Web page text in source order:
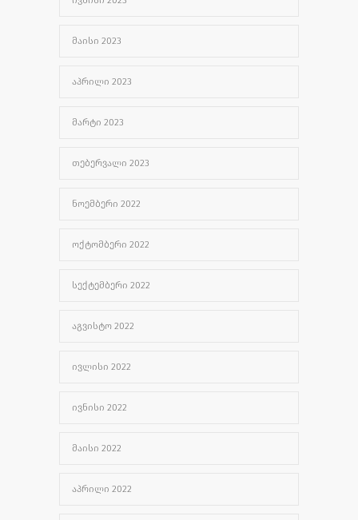
ᲛᲐᲘᲡᲘ 2023
ᲐᲞᲠᲘᲚᲘ 2023
ᲛᲐᲠᲢᲘ 2023
ᲗᲔᲑᲔᲠᲕᲐᲚᲘ 2023
ᲜᲝᲔᲛᲑᲔᲠᲘ 2022
ᲝᲥᲢᲝᲛᲑᲔᲠᲘ 2022
ᲡᲔᲥᲢᲔᲛᲑᲔᲠᲘ 2022
ᲐᲒᲕᲘᲡᲢᲝ 2022
ᲘᲕᲚᲘᲡᲘ 2022
ᲘᲕᲜᲘᲡᲘ 2022
ᲛᲐᲘᲡᲘ 2022
ᲐᲞᲠᲘᲚᲘ 2022